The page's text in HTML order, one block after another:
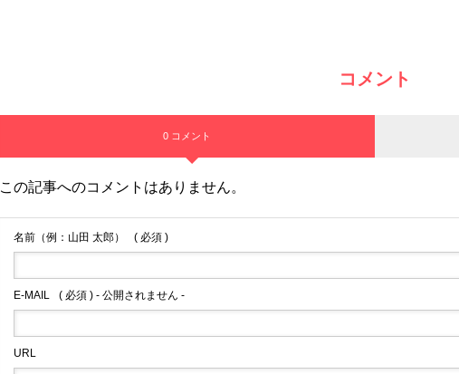
コメント
0 コメント
この記事へのコメントはありません。
名前（例：山田 太郎） ( 必須 )
E-MAIL ( 必須 ) - 公開されません -
URL